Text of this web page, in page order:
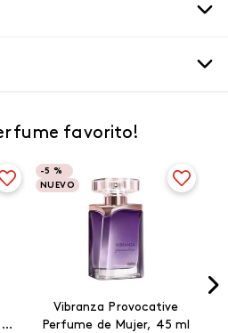
favorito!
-5 %
NUEVO
Vibranza Provocative
Perfume de Mujer, 45 ml